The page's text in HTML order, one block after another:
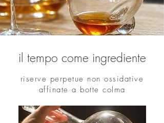
il tempo come ingrediente
riserve perpetue non ossidative
affinate a botte colma